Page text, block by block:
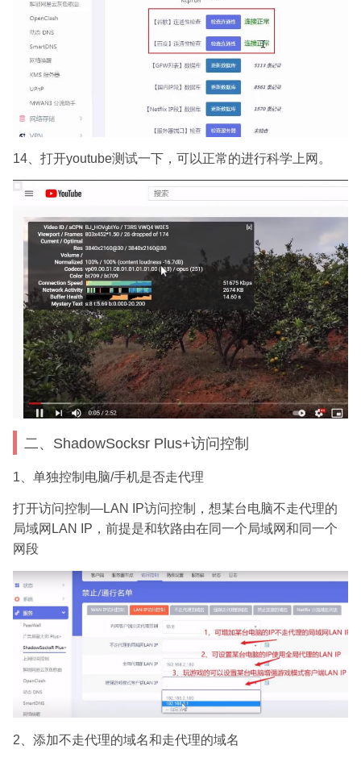
14、打开youtube测试一下，可以正常的进行科学上网。
二、ShadowSocksr Plus+访问控制
1、单独控制电脑/手机是否走代理
打开访问控制—LAN IP访问控制，想某台电脑不走代理的
局域网LAN IP，前提是和软路由在同一个局域网和同一个
网段
2、添加不走代理的域名和走代理的域名